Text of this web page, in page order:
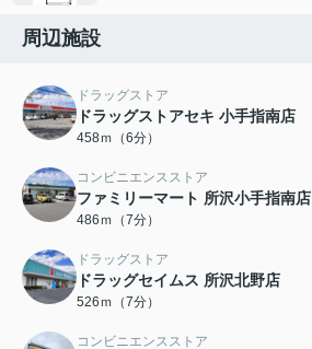
周辺施設
ドラッグストア
ドラッグストアセキ 小手指南店
458ｍ（6分）
コンビニエンスストア
ファミリーマート 所沢小手指南店
486ｍ（7分）
ドラッグストア
ドラッグセイムス 所沢北野店
526ｍ（7分）
コンビニエンスストア